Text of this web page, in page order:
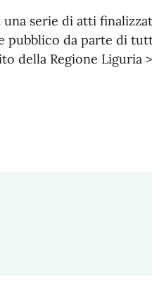
serie di atti
da parte di
della Regione Liguria >